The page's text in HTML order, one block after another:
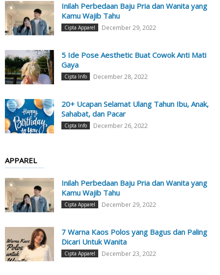
Inilah Perbedaan Baju Pria dan Wanita yang
Kamu Wajib Tahu
Cipta Apparel December 29, 2022
5 Ide Pose Aesthetic Buat Cowok Anti Mati
Gaya
Cipta Info December 28, 2022
20+ Ucapan Selamat Ulang Tahun Ibu, Anak,
Sahabat, dan Pacar
Cipta Info December 26, 2022
APPAREL
Inilah Perbedaan Baju Pria dan Wanita yang
Kamu Wajib Tahu
Cipta Apparel December 29, 2022
7 Warna Kaos Polos yang Bagus dan Paling
Dicari Untuk Wanita
Cipta Apparel December 23, 2022